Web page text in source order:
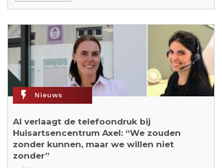
flash_on Nieuws
AI verlaagt de telefoondruk bij
Huisartsencentrum Axel: “We zouden
zonder kunnen, maar we willen niet
zonder”